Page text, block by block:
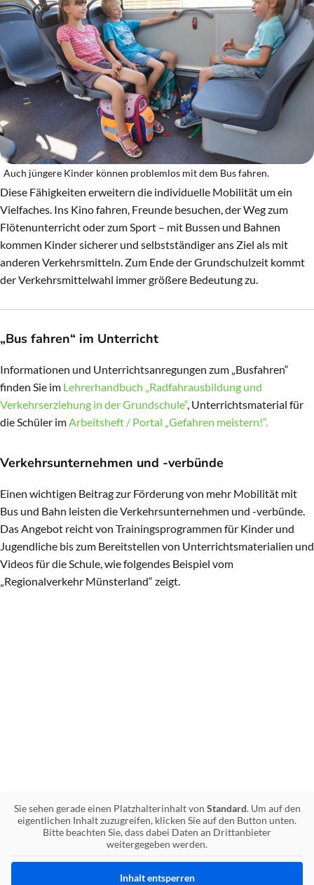
Auch jüngere Kinder können problemlos mit dem Bus fahren.
Diese Fähigkeiten erweitern die individuelle Mobilität um ein
Vielfaches. Ins Kino fahren, Freunde besuchen, der Weg zum
Flötenunterricht oder zum Sport – mit Bussen und Bahnen
kommen Kinder sicherer und selbstständiger ans Ziel als mit
anderen Verkehrsmitteln. Zum Ende der Grundschulzeit kommt
der Verkehrsmittelwahl immer größere Bedeutung zu.
„Bus fahren“ im Unterricht
Informationen und Unterrichtsanregungen zum „Busfahren“
finden Sie im Lehrerhandbuch „Radfahrausbildung und
Verkehrserziehung in der Grundschule“, Unterrichtsmaterial für
die Schüler imArbeitsheft / Portal „Gefahren meistern!“.
Verkehrsunternehmen und -verbünde
Einen wichtigen Beitrag zur Förderung von mehr Mobilität mit
Bus und Bahn leisten die Verkehrsunternehmen und -verbünde.
Das Angebot reicht von Trainingsprogrammen für Kinder und
Jugendliche bis zum Bereitstellen von Unterrichtsmaterialien und
Videos für die Schule, wie folgendes Beispiel vom
„Regionalverkehr Münsterland“ zeigt.
Sie sehen gerade einen Platzhalterinhalt von Standard. Um auf den
eigentlichen Inhalt zuzugreifen, klicken Sie auf den Button unten.
Bitte beachten Sie, dass dabei Daten an Drittanbieter
weitergegeben werden.
Inhalt entsperren